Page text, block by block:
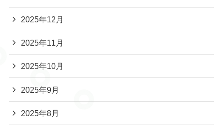
2025年12月
2025年11月
2025年10月
2025年9月
2025年8月